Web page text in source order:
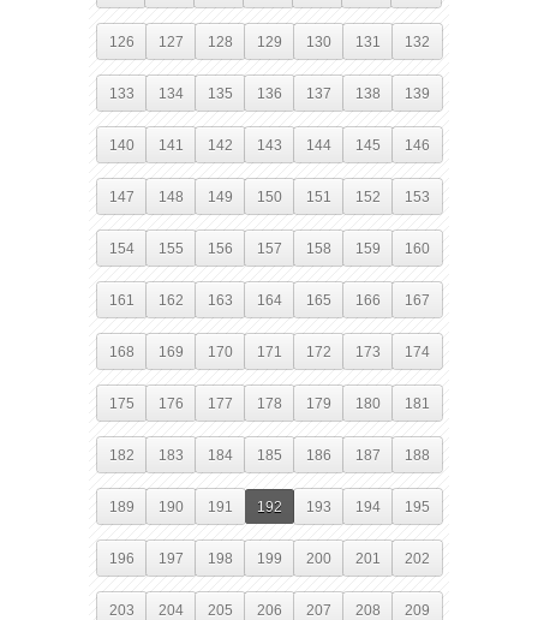
126 127 128 129 130 131 132
133 134 135 136 137 138 139
140 141 142 143 144 145 146
147 148 149 150 151 152 153
154 155 156 157 158 159 160
161 162 163 164 165 166 167
168 169 170 171 172 173 174
175 176 177 178 179 180 181
182 183 184 185 186 187 188
189 190 191 192 193 194 195
196 197 198 199 200 201 202
203 204 205 206 207 208 209